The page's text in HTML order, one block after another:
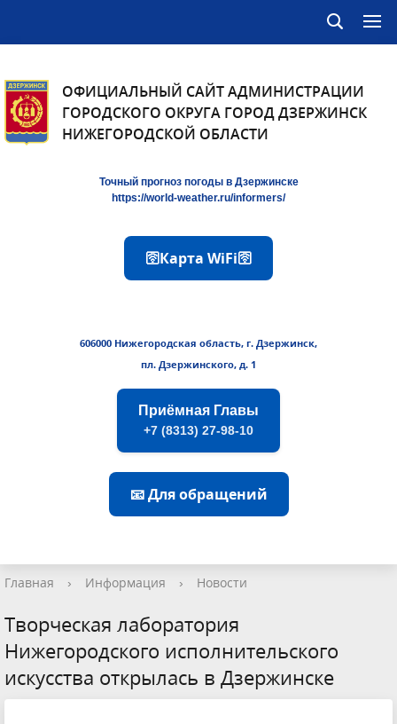
ОФИЦИАЛЬНЫЙ САЙТ АДМИНИСТРАЦИИ
ГОРОДСКОГО ОКРУГА ГОРОД ДЗЕРЖИНСК
НИЖЕГОРОДСКОЙ ОБЛАСТИ
Точный прогноз погоды в Дзержинске
https://world-weather.ru/informers/
🛜Карта WiFi🛜
606000 Нижегородская область, г. Дзержинск,
пл. Дзержинского, д. 1
Приёмная Главы
+7 (8313) 27-98-10
📧 Для обращений
Главная › Информация › Новости
Творческая лаборатория
Нижегородского исполнительского
искусства открылась в Дзержинске